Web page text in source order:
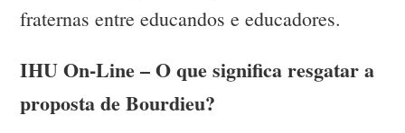
fraternas entre educandos e educadores.
IHU On-Line – O que significa resgatar a
proposta de Bourdieu?